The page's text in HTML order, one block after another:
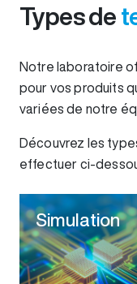
Types de
Notre laboratoire
pour vos produits
variées de notre
Découvrez les
effectuer ci-
Simulation